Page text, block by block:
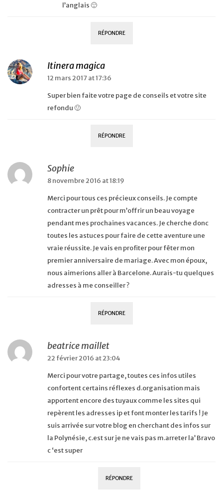
l’anglais 🙂
RÉPONDRE
Itinera magica
12 mars 2017 at 17:36
Super bien faite votre page de conseils et votre site
refondu 🙂
RÉPONDRE
Sophie
8 novembre 2016 at 18:19
Merci pour tous ces précieux conseils. Je compte
contracter un prêt pour m’offrir un beau voyage
pendant mes prochaines vacances. Je cherche donc
toutes les astuces pour faire de cette aventure une
vraie réussite. Je vais en profiter pour fêter mon
premier anniversaire de mariage. Avec mon époux,
nous aimerions aller à Barcelone. Aurais-tu quelques
adresses à me conseiller ?
RÉPONDRE
beatrice maillet
22 février 2016 at 23:04
Merci pour votre partage, toutes ces infos utiles
confortent certains réflexes d.organisation mais
apportent encore des tuyaux comme les sites qui
repèrent les adresses ip et font monter les tarifs ! Je
suis arrivée sur votre blog en cherchant des infos sur
la Polynésie, c.est sur je ne vais pas m.arreter la’ Bravo
c ‘est super
RÉPONDRE